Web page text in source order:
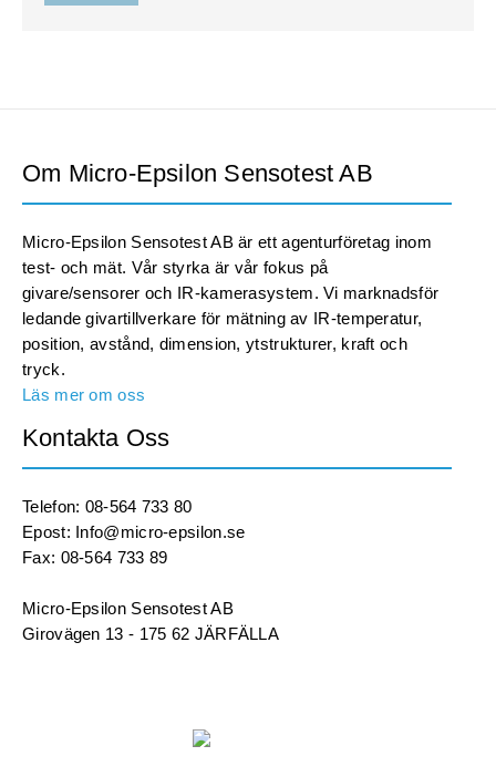
Om Micro-Epsilon Sensotest AB
Micro-Epsilon Sensotest AB är ett agenturföretag inom
test- och mät. Vår styrka är vår fokus på
givare/sensorer och IR-kamerasystem. Vi marknadsför
ledande givartillverkare för mätning av IR-temperatur,
position, avstånd, dimension, ytstrukturer, kraft och
tryck.
Läs mer om oss
Kontakta Oss
Telefon: 08-564 733 80
Epost: Info@micro-epsilon.se
Fax: 08-564 733 89
Micro-Epsilon Sensotest AB
Girovägen 13 - 175 62 JÄRFÄLLA